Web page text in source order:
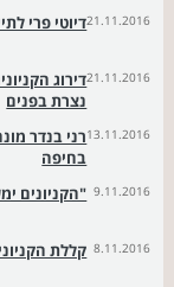
21.11.2016דיוטי פרי
21.11.2016דירוג
נצרת בפנים
13.11.2016רני בנדר
בחיפה
9.11.2016 "הקניונים
8.11.2016 קללת